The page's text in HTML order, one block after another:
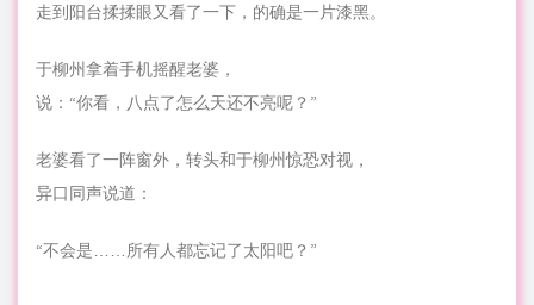
走到阳台揉揉眼又看了一下，的确是一片漆黑。
于柳州拿着手机摇醒老婆，
说：“你看，八点了怎么天还不亮呢？”
老婆看了一阵窗外，转头和于柳州惊恐对视，
异口同声说道：
“不会是……所有人都忘记了太阳吧？”